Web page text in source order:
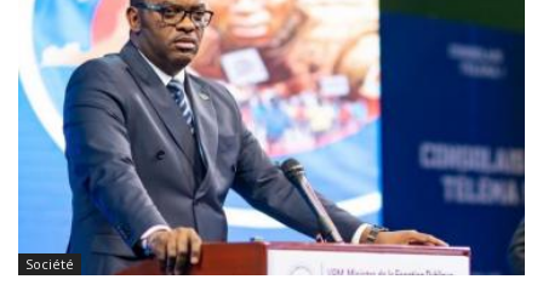
Société